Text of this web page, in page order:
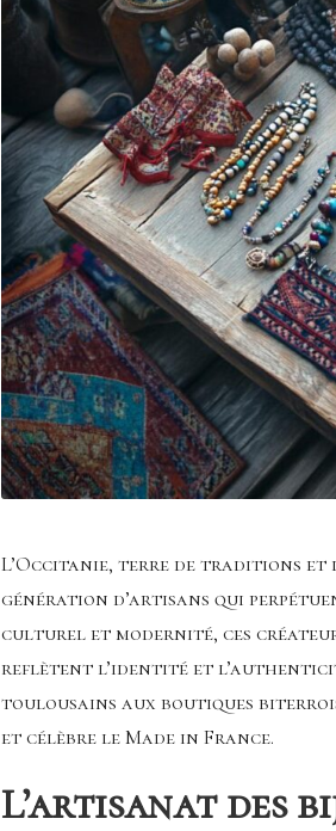
L’Occitanie, terre de traditions et
génération d’artisans qui
culturel et modernité, ces
reflètent l’identité et
toulousains aux boutiques
et célèbre le Made in France.
L’artisanat des